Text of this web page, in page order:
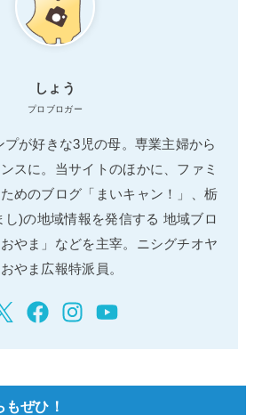
しょう
プロブロガー
が好きな3児の母。専業主婦から
スに。当サイトのほかに、ファミ
めのブログ「まいキャン！」、栃
し)の地域情報を発信する 地域ブロ
やま」などを主宰。ニシグチオヤ
やま広報特派員。
ぜひ！